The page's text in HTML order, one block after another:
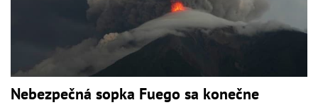
Nebezpečná sopka Fuego sa konečne